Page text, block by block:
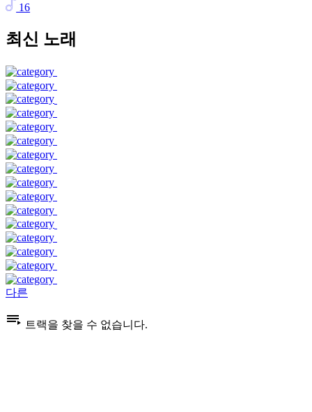
16
최신 노래
다른
트랙을 찾을 수 없습니다.